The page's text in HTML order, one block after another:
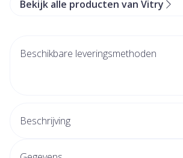
Bekijk alle producten van Vitry
Beschikbare leveringsmethoden
Beschrijving